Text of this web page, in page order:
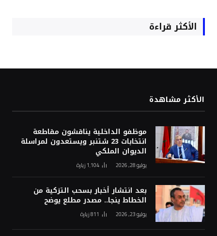
الأكثر قراءة
الأكثر مشاهدة
موظفو الداخلية يناقشون مقاطعة
انتخابات 23 شتنبر ويستعدون لمراسلة
الديوان الملكي
يوليو 28, 2026 1٬104 زيارة
بعد انتشار أخبار بسحب التزكية من
الخطاط ينجا.. مصدر مطلع يوضح
يوليو 23, 2026 811زيارة